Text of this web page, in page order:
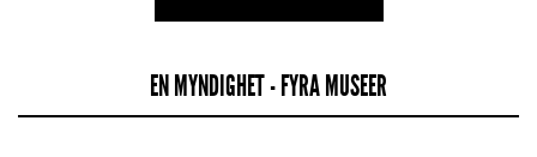
EN MYNDIGHET - FYRA MUSEER